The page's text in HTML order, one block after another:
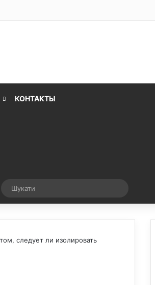
КОНТАКТЫ
Випадкова стаття
следует ли изолировать